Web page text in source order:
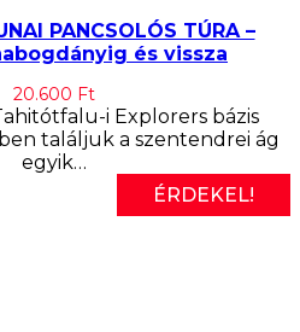
PANCSOLÓS TÚRA –
és vissza
20.600 Ft
i Explorers bázis
találjuk a szentendrei ág
egyik…
ÉRDEKEL!